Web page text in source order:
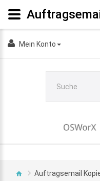
Mein Konto
Auftragsemail